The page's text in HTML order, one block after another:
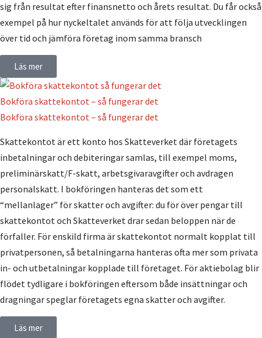
sig från resultat efter finansnetto och årets resultat. Du får också
exempel på hur nyckeltalet används för att följa utvecklingen
över tid och jämföra företag inom samma bransch
Läs mer
Bokföra skattekontot – så fungerar det
Bokföra skattekontot – så fungerar det
Skattekontot är ett konto hos Skatteverket där företagets
inbetalningar och debiteringar samlas, till exempel moms,
preliminärskatt/F-skatt, arbetsgivaravgifter och avdragen
personalskatt. I bokföringen hanteras det som ett
“mellanlager” för skatter och avgifter: du för över pengar till
skattekontot och Skatteverket drar sedan beloppen när de
förfaller. För enskild firma är skattekontot normalt kopplat till
privatpersonen, så betalningarna hanteras ofta mer som privata
in- och utbetalningar kopplade till företaget. För aktiebolag blir
flödet tydligare i bokföringen eftersom både insättningar och
dragningar speglar företagets egna skatter och avgifter.
Läs mer